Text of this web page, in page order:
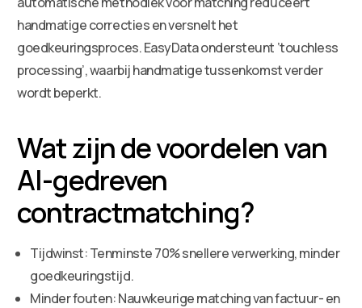
handmatige correcties en versnelt het
goedkeuringsproces. EasyData ondersteunt ’touchless
processing’, waarbij handmatige tussenkomst verder
wordt beperkt.
Wat zijn de voordelen van
AI-gedreven
contractmatching?
Tijdwinst: Tenminste 70% snellere verwerking, minder
goedkeuringstijd.
Minder fouten: Nauwkeurige matching van factuur- en